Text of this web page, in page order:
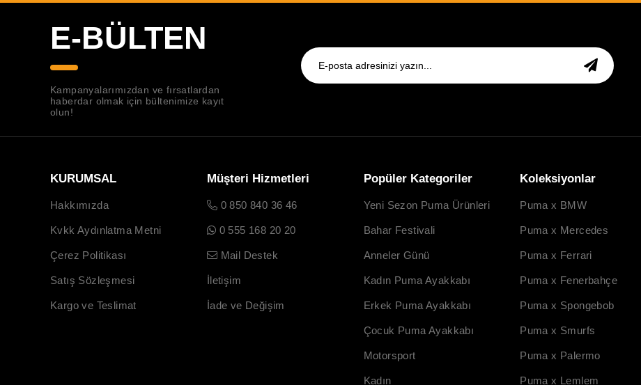
E-BÜLTEN
Kampanyalarımızdan ve fırsatlardan
haberdar olmak için bültenimize kayıt
olun!
KURUMSAL
Hakkımızda
Kvkk Aydınlatma Metni
Çerez Politikası
Satış Sözleşmesi
Kargo ve Teslimat
Müşteri Hizmetleri
0 850 840 36 46
0 555 168 20 20
Mail Destek
İletişim
İade ve Değişim
Popüler Kategoriler
Yeni Sezon Puma Ürünleri
Bahar Festivali
Anneler Günü
Kadın Puma Ayakkabı
Erkek Puma Ayakkabı
Çocuk Puma Ayakkabı
Motorsport
Kadın
Koleksiyonlar
Puma x BMW
Puma x Mercedes
Puma x Ferrari
Puma x Fenerbahçe
Puma x Spongebob
Puma x Smurfs
Puma x Palermo
Puma x Lemlem